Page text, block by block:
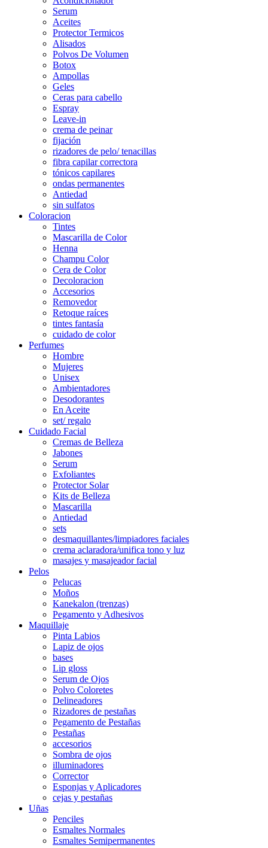
Serum
Aceites
Protector Termicos
Alisados
Polvos De Volumen
Botox
Ampollas
Geles
Ceras para cabello
Espray
Leave-in
crema de peinar
fijación
rizadores de pelo/ tenacillas
fibra capilar correctora
tónicos capilares
ondas permanentes
Antiedad
sin sulfatos
Coloracion
Tintes
Mascarilla de Color
Henna
Champu Color
Cera de Color
Decoloracion
Accesorios
Removedor
Retoque raíces
tintes fantasía
cuidado de color
Perfumes
Hombre
Mujeres
Unisex
Ambientadores
Desodorantes
En Aceite
set/ regalo
Cuidado Facial
Cremas de Belleza
Jabones
Serum
Exfoliantes
Protector Solar
Kits de Belleza
Mascarilla
Antiedad
sets
desmaquillantes/limpiadores faciales
crema aclaradora/unifica tono y luz
masajes y masajeador facial
Pelos
Pelucas
Moños
Kanekalon (trenzas)
Pegamento y Adhesivos
Maquillaje
Pinta Labios
Lapiz de ojos
bases
Lip gloss
Serum de Ojos
Polvo Coloretes
Delineadores
Rizadores de pestañas
Pegamento de Pestañas
Pestañas
accesorios
Sombra de ojos
illuminadores
Corrector
Esponjas y Aplicadores
cejas y pestañas
Uñas
Penciles
Esmaltes Normales
Esmaltes Semipermanentes